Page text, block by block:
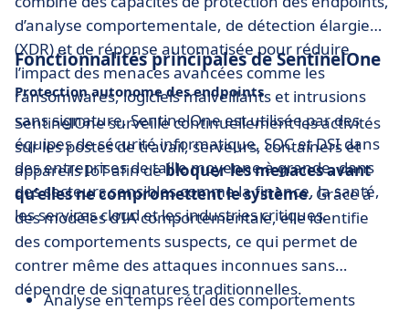
d’analyse comportementale, de détection élargie
(XDR) et de réponse automatisée pour réduire
l’impact des menaces avancées comme les
ransomwares, logiciels malveillants et intrusions
sans signature. SentinelOne est utilisée par des
équipes de sécurité informatique, SOC et DSI dans
des entreprises de taille moyenne à grande, dans
des secteurs sensibles comme la finance, la santé,
les services cloud et les industries critiques.
Fonctionnalités principales de SentinelOne
Protection autonome des endpoints
SentinelOne surveille continuellement les activités
sur les postes de travail, serveurs, containers et
appareils IoT afin debloquer les menaces avant
qu’elles ne compromettent le système. Grâce à
des modèles d’IA comportementale, elle identifie
des comportements suspects, ce qui permet de
contrer même des attaques inconnues sans
dépendre de signatures traditionnelles.
Analyse en temps réel des comportements